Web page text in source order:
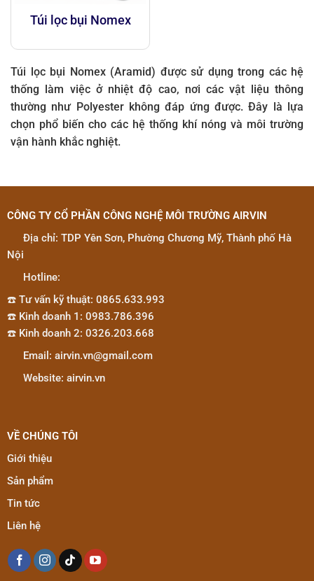
Túi lọc bụi Nomex
Túi lọc bụi Nomex (Aramid) được sử dụng trong các hệ
thống làm việc ở nhiệt độ cao, nơi các vật liệu thông
thường như Polyester không đáp ứng được. Đây là lựa
chọn phổ biến cho các hệ thống khí nóng và môi trường
vận hành khắc nghiệt.
CÔNG TY CỔ PHẦN CÔNG NGHỆ MÔI TRƯỜNG AIRVIN
Địa chỉ: TDP Yên Sơn, Phường Chương Mỹ, Thành phố Hà
Nội
Hotline:
☎️ Tư vấn kỹ thuật: 0865.633.993
☎️ Kinh doanh 1: 0983.786.396
☎️ Kinh doanh 2: 0326.203.668
Email: airvin.vn@gmail.com
Website: airvin.vn
VỀ CHÚNG TÔI
Giới thiệu
Sản phẩm
Tin tức
Liên hệ